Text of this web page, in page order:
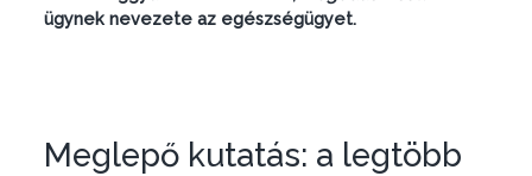
ügynek nevezete az egészségügyet.
Meglepő kutatás: a legtöbb